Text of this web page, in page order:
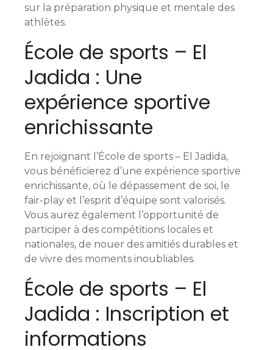
sur la préparation physique et mentale des
athlètes.
École de sports – El
Jadida : Une
expérience sportive
enrichissante
En rejoignant l’École de sports – El Jadida,
vous bénéficierez d’une expérience sportive
enrichissante, où le dépassement de soi, le
fair-play et l’esprit d’équipe sont valorisés.
Vous aurez également l’opportunité de
participer à des compétitions locales et
nationales, de nouer des amitiés durables et
de vivre des moments inoubliables.
École de sports – El
Jadida : Inscription et
informations